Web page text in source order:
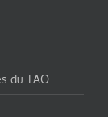
du TAO